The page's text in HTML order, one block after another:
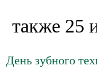
также 25
День зубного